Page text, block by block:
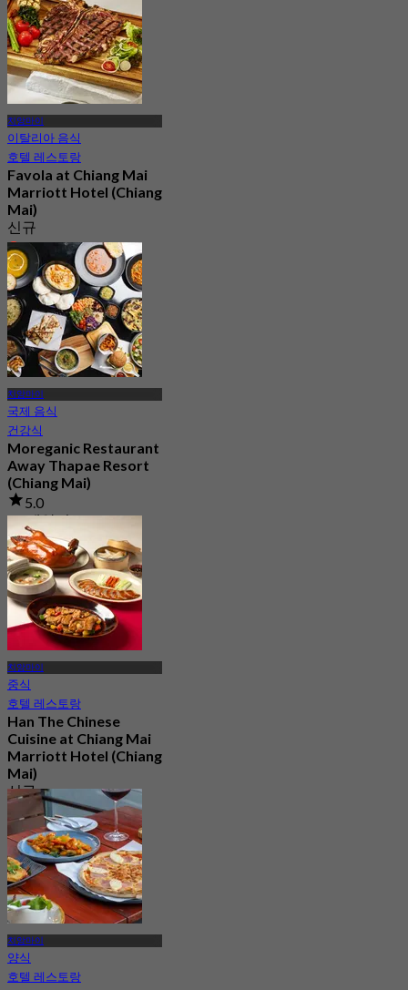
치앙마이
이탈리아 음식
호텔 레스토랑
Favola at Chiang Mai
Marriott Hotel (Chiang
Mai)
신규
4.2
에서฿ 1,590
치앙마이
국제 음식
건강식
Moreganic Restaurant
Away Thapae Resort
(Chiang Mai)
5.0
95 예약됨
에서฿ 322.5
치앙마이
중식
호텔 레스토랑
Han The Chinese
Cuisine at Chiang Mai
Marriott Hotel (Chiang
Mai)
신규
4.4
에서฿ 297.5
치앙마이
양식
호텔 레스토랑